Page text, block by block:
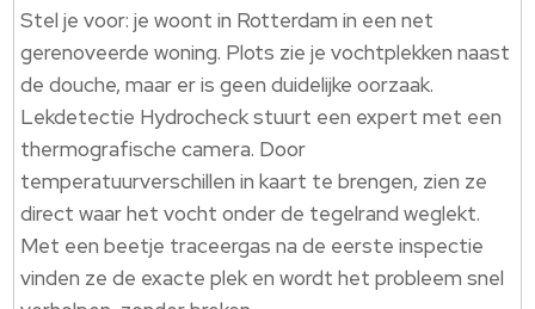
Stel je voor: je woont in Rotterdam in een net
gerenoveerde woning. Plots zie je vochtplekken naast
de douche, maar er is geen duidelijke oorzaak.
Lekdetectie Hydrocheck stuurt een expert met een
thermografische camera. Door
temperatuurverschillen in kaart te brengen, zien ze
direct waar het vocht onder de tegelrand weglekt.
Met een beetje traceergas na de eerste inspectie
vinden ze de exacte plek en wordt het probleem snel